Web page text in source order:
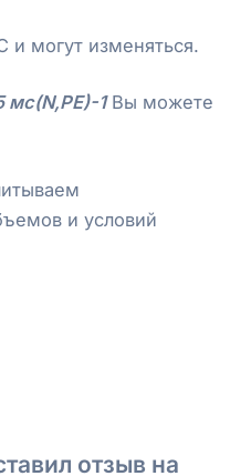
и могут изменяться.
мс(N,PE)-1Вы можете
и условий
отзыв на